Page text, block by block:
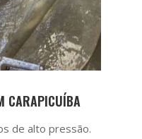
CARAPICUÍBA
de alto pressão.